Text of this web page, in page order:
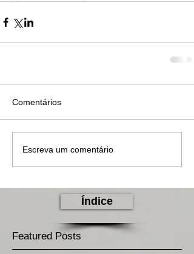
Comentários
Escreva um comentário
Índice
Featured Posts